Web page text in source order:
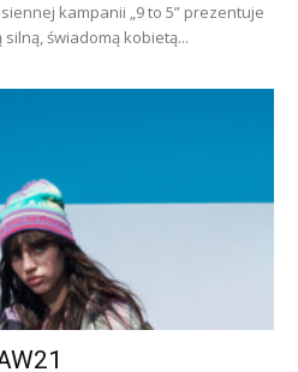
kampanii „9 to 5” prezentuje
świadomą kobietą...